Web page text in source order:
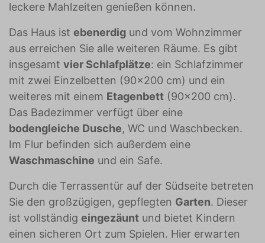
leckere Mahlzeiten genießen können.
Das Haus ist ebenerdig und vom Wohnzimmer
aus erreichen Sie alle weiteren Räume. Es gibt
insgesamt vier Schlafplätze: ein Schlafzimmer
mit zwei Einzelbetten (90x200 cm) und ein
weiteres mit einem Etagenbett (90x200 cm).
Das Badezimmer verfügt über eine
bodengleiche Dusche, WC und Waschbecken.
Im Flur befinden sich außerdem eine
Waschmaschine und ein Safe.
Durch die Terrassentür auf der Südseite betreten
Sie den großzügigen, gepflegten Garten. Dieser
ist vollständig eingezäunt und bietet Kindern
einen sicheren Ort zum Spielen. Hier erwarten